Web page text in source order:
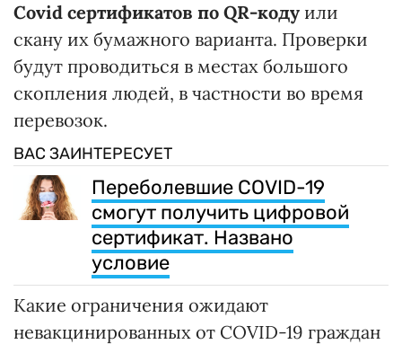
Covid сертификатов по QR-коду или
скану их бумажного варианта. Проверки
будут проводиться в местах большого
скопления людей, в частности во время
перевозок.
ВАС ЗАИНТЕРЕСУЕТ
Переболевшие COVID-19
смогут получить цифровой
сертификат. Названо
условие
Какие ограничения ожидают
невакцинированных от COVID-19 граждан